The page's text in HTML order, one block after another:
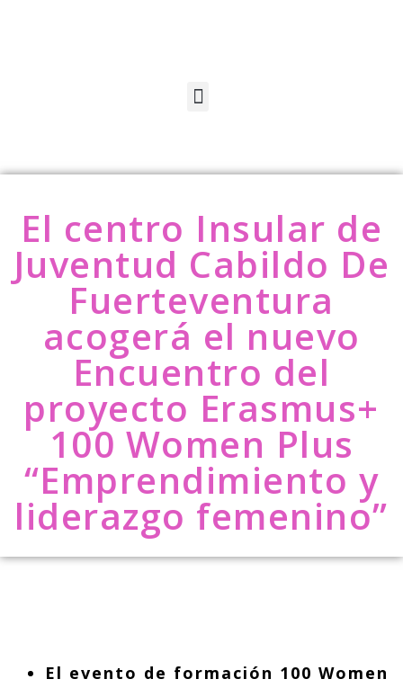
El centro Insular de
Juventud Cabildo De
Fuerteventura
acogerá el nuevo
Encuentro del
proyecto Erasmus+
100 Women Plus
“Emprendimiento y
liderazgo femenino”
El evento de formación 100 Women